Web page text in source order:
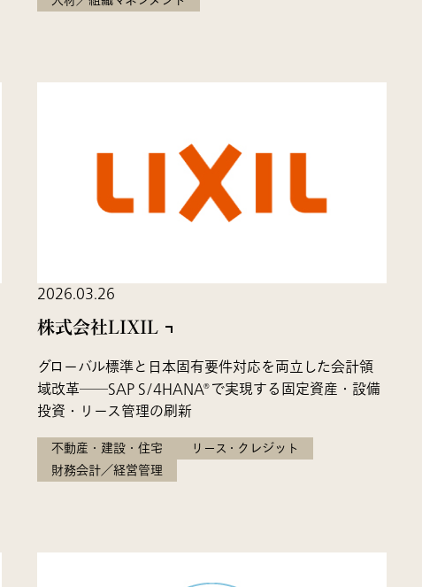
2026.03.26
株式会社LIXIL
グローバル標準と日本固有要件対応を両立した会計領
域改革――SAP S/4HANA®で実現する固定資産・設備
投資・リース管理の刷新
不動産・建設・住宅
リース・クレジット
財務会計／経営管理